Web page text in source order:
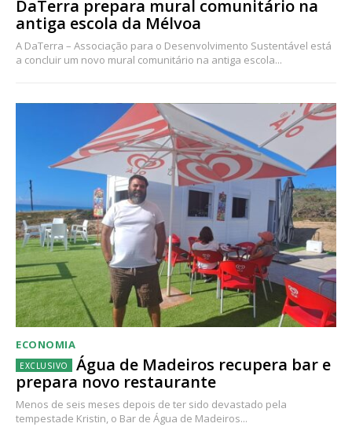
DaTerra prepara mural comunitário na
antiga escola da Mélvoa
A DaTerra – Associação para o Desenvolvimento Sustentável está
a concluir um novo mural comunitário na antiga escola...
ECONOMIA
Água de Madeiros recupera bar e
prepara novo restaurante
Menos de seis meses depois de ter sido devastado pela
tempestade Kristin, o Bar de Água de Madeiros...